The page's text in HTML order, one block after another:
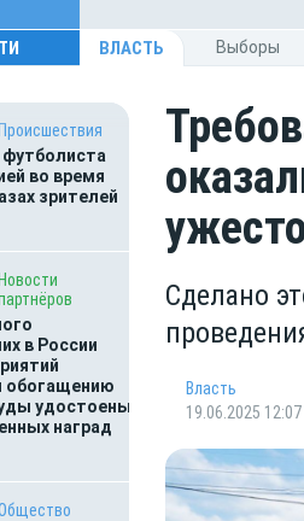
ВЛАСТЬ Выборы
Происшествия
во время
зрителей
Новости
в России
обогащению
удостоены
наград
Сделано
Власть
19.06.2025 12:07